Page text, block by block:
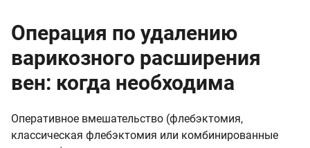
Операция по удалению
варикозного расширения
вен: когда необходима
Оперативное вмешательство (флебэктомия,
классическая флебэктомия или комбинированные